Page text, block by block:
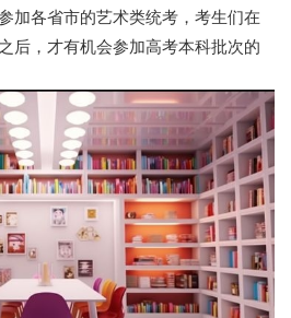
加各省市的艺术类统考，考生们在
后，才有机会参加高考本科批次的